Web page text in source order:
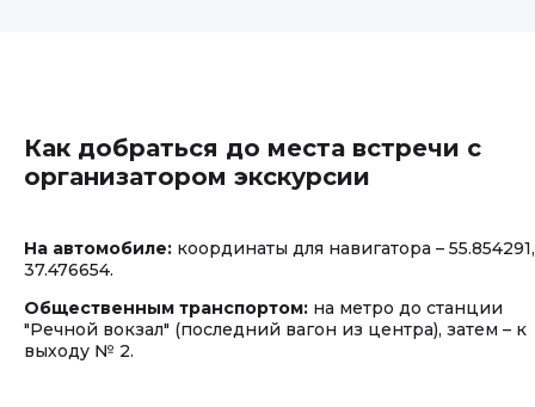
Как добраться до места встречи с
организатором экскурсии
На автомобиле: координаты для навигатора – 55.854291,
37.476654.
Общественным транспортом: на метро до станции
"Речной вокзал" (последний вагон из центра), затем – к
выходу № 2.